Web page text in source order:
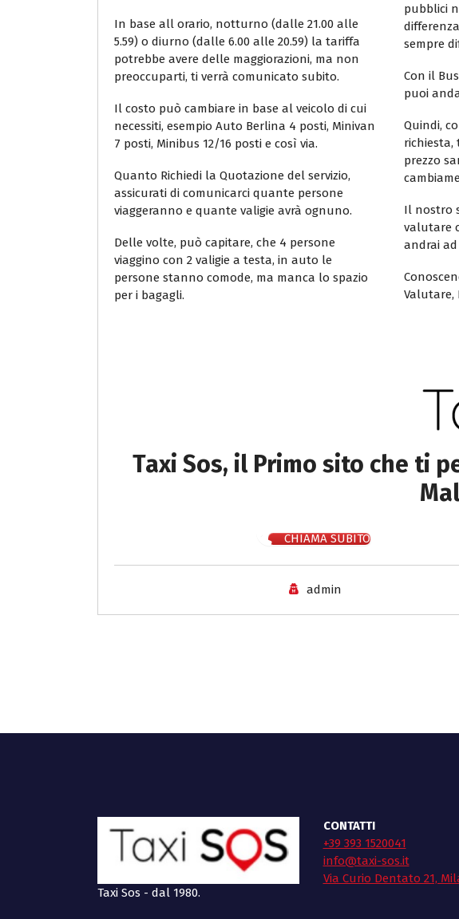
In base all orario, notturno (dalle 21.00 alle
5.59) o diurno (dalle 6.00 alle 20.59) la tariffa
potrebbe avere delle maggiorazioni, ma non
preoccuparti, ti verrà comunicato subito.
Il costo può cambiare in base al veicolo di cui
necessiti, esempio Auto Berlina 4 posti, Minivan
7 posti, Minibus 12/16 posti e così via.
Quanto Richiedi la Quotazione del servizio,
assicurati di comunicarci quante persone
viaggeranno e quante valigie avrà ognuno.
Delle volte, può capitare, che 4 persone
viaggino con 2 valigie a testa, in auto le
persone stanno comode, ma manca lo spazio
per i bagagli.
pubblici
sempre
Con il
puoi
Quindi,
richiesta,
prezzo
Il nostro
valutare
andrai
Valutare,
Taxi Sos, il Primo sito che ti
CHIAMA SUBITO
admin
Taxi Sos - dal 1980.
CONTATTI
+39 393 1520041
info@taxi-sos.it
Via Curio Dentato 21,